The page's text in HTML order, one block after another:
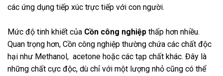
các ứng dụng tiếp xúc trực tiếp với con người.
Mức độ tinh khiết của Cồn công nghiệp thấp hơn nhiều.
Quan trọng hơn, Cồn công nghiệp thường chứa các chất độc
hại như Methanol, acetone hoặc các tạp chất khác. Đây là
những chất cực độc, dù chỉ với một lượng nhỏ cũng có thể